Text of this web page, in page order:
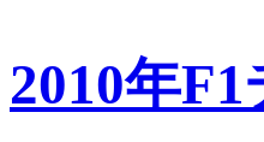
2010年